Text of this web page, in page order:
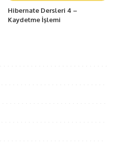
Hibernate Dersleri 4 –
Kaydetme İşlemi